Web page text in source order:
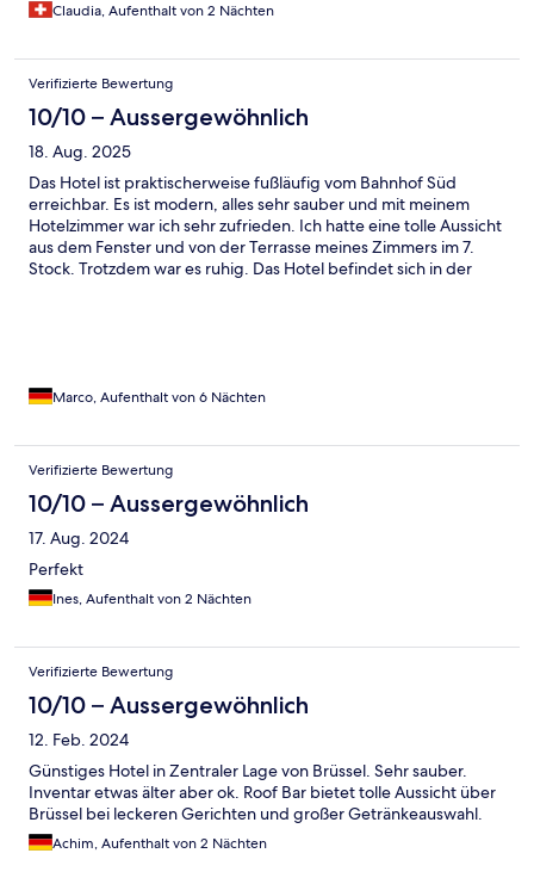
Claudia, Aufenthalt von 2 Nächten
Verifizierte Bewertung
10/10 – Aussergewöhnlich
18. Aug. 2025
Das Hotel ist praktischerweise fußläufig vom Bahnhof Süd
erreichbar. Es ist modern, alles sehr sauber und mit meinem
Hotelzimmer war ich sehr zufrieden. Ich hatte eine tolle Aussicht
aus dem Fenster und von der Terrasse meines Zimmers im 7.
Stock. Trotzdem war es ruhig. Das Hotel befindet sich in der
Marco, Aufenthalt von 6 Nächten
Verifizierte Bewertung
10/10 – Aussergewöhnlich
17. Aug. 2024
Perfekt
Ines, Aufenthalt von 2 Nächten
Verifizierte Bewertung
10/10 – Aussergewöhnlich
12. Feb. 2024
Günstiges Hotel in Zentraler Lage von Brüssel. Sehr sauber.
Inventar etwas älter aber ok. Roof Bar bietet tolle Aussicht über
Brüssel bei leckeren Gerichten und großer Getränkeauswahl.
Achim, Aufenthalt von 2 Nächten